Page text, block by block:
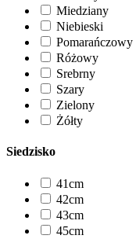
Miedziany
Niebieski
Pomarańczowy
Różowy
Srebrny
Szary
Zielony
Żółty
Siedzisko
41cm
42cm
43cm
45cm